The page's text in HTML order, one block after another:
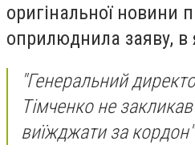
оригінальної новини
оприлюднила заяву, в
"Генеральний
Тімченко не закликав
виїжджати за кордон"